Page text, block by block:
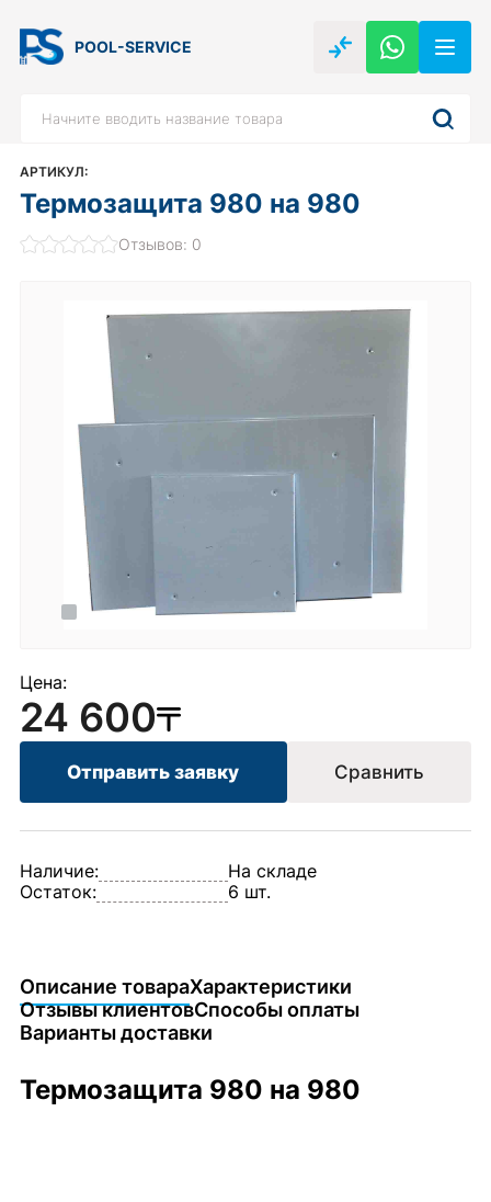
POOL-SERVICE
АРТИКУЛ:
Термозащита 980 на 980
Отзывов: 0
Цена:
24 600
Отправить заявку Сравнить
Наличие:
На складе
Остаток:
6 шт.
Описание товараХарактеристики
Отзывы клиентовСпособы оплаты
Варианты доставки
Термозащита 980 на 980